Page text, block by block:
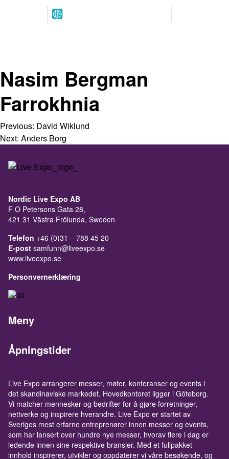
Nasim Bergman
Farrokhnia
Previous: David Wiklund
Next: Anders Borg
Nordic Live Expo AB
F O Petersons Gata 28,
421 31 Västra Frölunda, Sweden
Telefon +46 (0)31 – 788 45 20
E-post samfunn@liveexpo.se
www.liveexpo.se
Personvernerklæring
Meny
Åpningstider
Live Expo arrangerer messer, møter, konferanser og events i
det skandinaviske markedet. Hovedkontoret ligger i Göteborg.
Vi matcher mennesker og bedrifter for å gjøre forretninger,
nettverke og inspirere hverandre. Live Expo er startet av
Sveriges mest erfarne entreprenører innen messer og events,
som har lansert over hundre nye messer, hvorav flere i dag er
ledende innen sine respektive bransjer. Med et fullpakket
innhold inspirerer, utvikler og oppdaterer vi våre besøkende, og